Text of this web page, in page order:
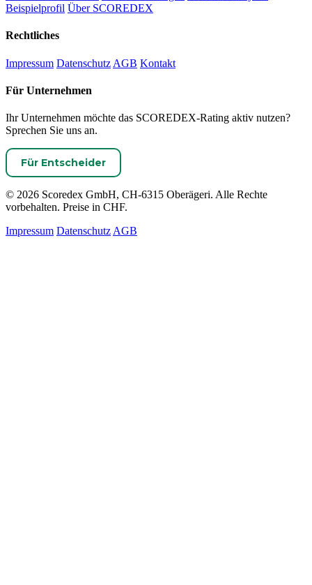
Beispielprofil Über SCOREDEX
Rechtliches
Impressum Datenschutz AGB Kontakt
Für Unternehmen
Ihr Unternehmen möchte das SCOREDEX-Rating aktiv nutzen?
Sprechen Sie uns an.
Für Entscheider
© 2026 Scoredex GmbH, CH-6315 Oberägeri. Alle Rechte
vorbehalten. Preise in CHF.
Impressum Datenschutz AGB